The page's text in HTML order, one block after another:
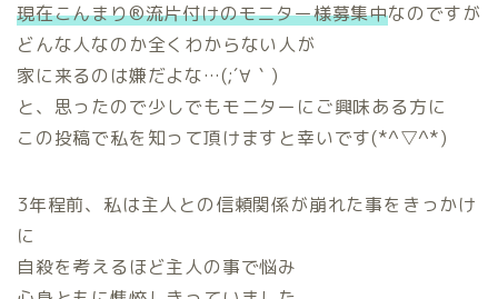
現在こんまり®流片付けのモニター様募集中なのですが
どんな人なのか全くわからない人が
家に来るのは嫌だよな…(;´∀｀)
と、思ったので少しでもモニターにご興味ある方に
この投稿で私を知って頂けますと幸いです(*^▽^*)
3年程前、私は主人との信頼関係が崩れた事をきっかけ
に
自殺を考えるほど主人の事で悩み